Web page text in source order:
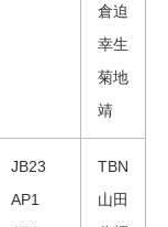
倉迫
幸生
菊地
靖
JB23
AP1
TBN
山田